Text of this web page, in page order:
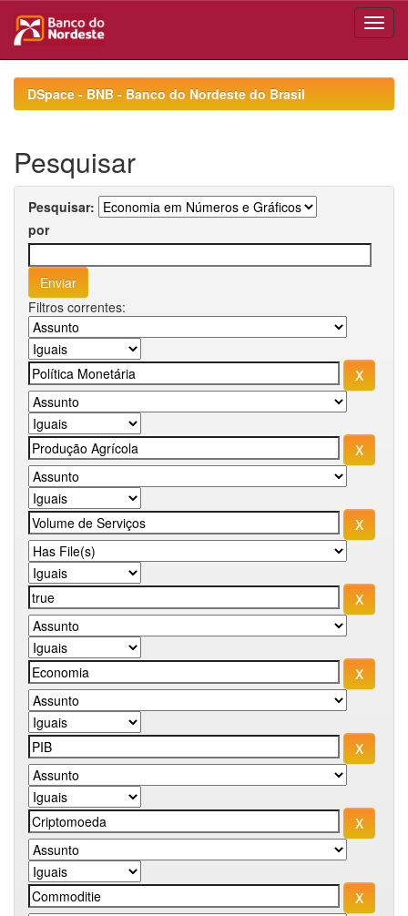
navigationDSpace - BNB - Banco do Nordeste do Brasil
Pesquisar
Pesquisar:
por
Filtros correntes: